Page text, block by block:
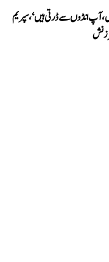
آپ انڈوں سے ڈرتی ہیں‘، سپریم